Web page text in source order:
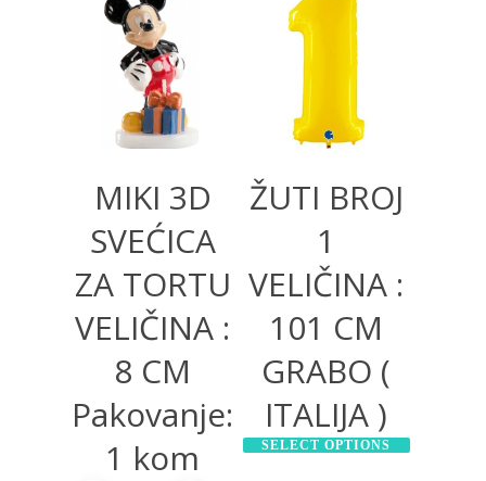
520,00RSD
MIKI 3D
SVEĆICA
ZA TORTU
VELIČINA :
8 CM
Pakovanje:
1 kom
500,00
RSD
1.200,00RSD
ŽUTI BROJ
1
VELIČINA :
101 CM
GRABO (
ITALIJA )
SELECT OPTIONS